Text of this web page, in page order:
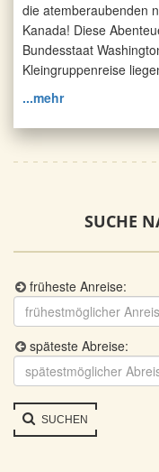
die atemberaubenden
Kanada! Diese
Bundesstaat
Kleingruppenreise
...mehr
SUCHE
früheste Anreise:
späteste Abreise:
SUCHEN